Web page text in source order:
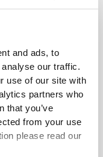
and ads, to
our traffic.
use of our site with
partners who
that you’ve
from your use
please read our
enklare.
är en färre i
metall eller glas
Dessutom
än att tillverka
och ett